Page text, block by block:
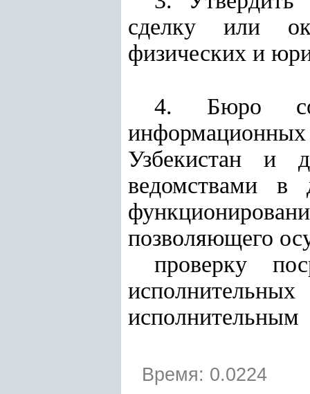
сделку или
физических и
4. Бюро
Узбекистан и
ведомствами в
позволяющего
проверку
исполнительным
Время: 0.0224